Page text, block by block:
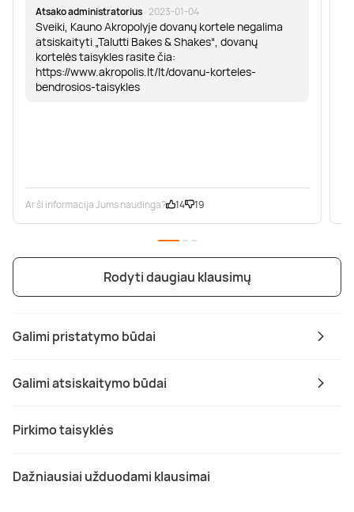
Galimi pristatymo būdai
Galimi atsiskaitymo būdai
Pirkimo taisyklės
Dažniausiai užduodami klausimai
Atsako administratorius · 2023-01-04
Sveiki, Kauno Akropolyje dovanų kortele negalima
atsiskaityti „Talutti Bakes & Shakes“, dovanų
kortelės taisykles rasite čia:
https://www.akropolis.lt/lt/dovanu-korteles-
bendrosios-taisykles
Ar ši informacija Jums naudinga? 14 19
Rodyti daugiau klausimų